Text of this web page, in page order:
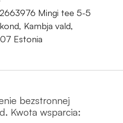
Mingi tee 5-5
Kambja vald,
Estonia
bezstronnej
Kwota wsparcia: